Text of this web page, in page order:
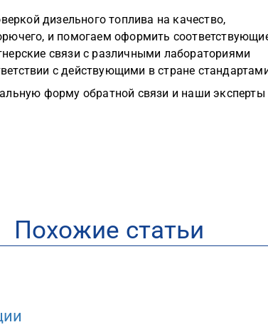
дизельного топлива на качество,
и помогаем оформить
связи с различными лабораториями
с действующими в стране
форму обратной связи и наши эксперты
Похожие статьи